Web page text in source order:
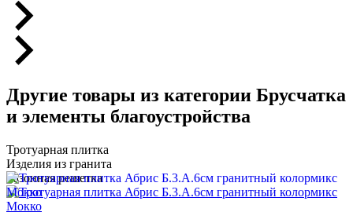
Другие товары из категории Брусчатка
и элементы благоустройства
Тротуарная плитка
Изделия из гранита
Газонная решетка